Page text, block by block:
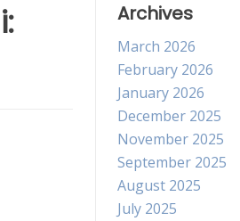
Archives
March 2026
February 2026
January 2026
December 2025
November 2025
September 2025
August 2025
July 2025